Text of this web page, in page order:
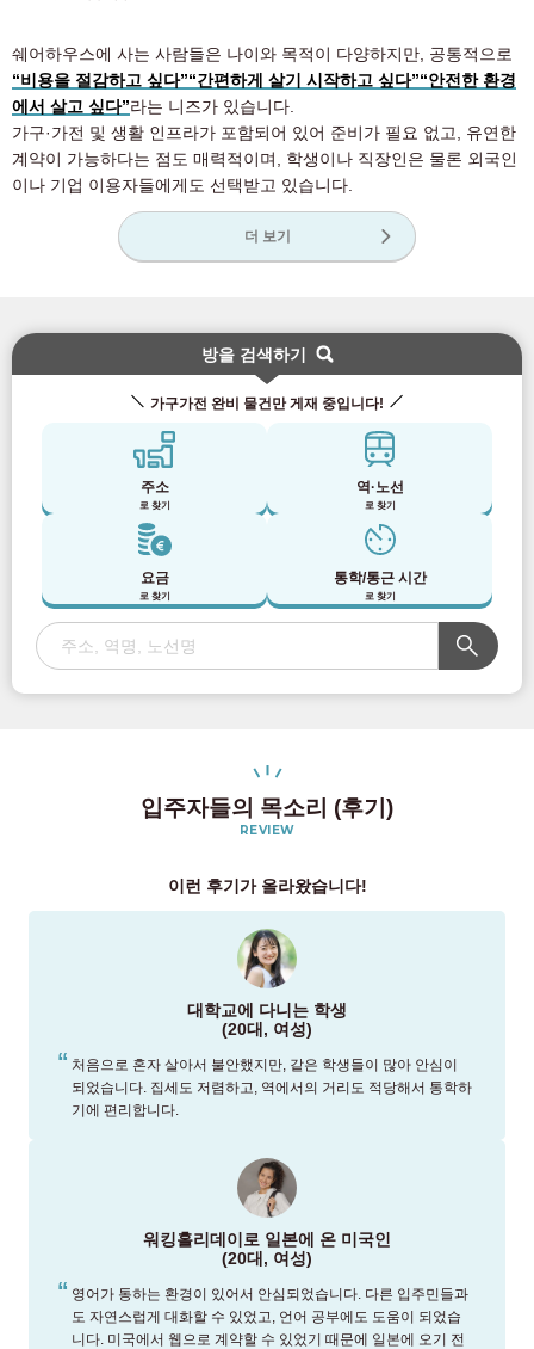
쉐어하우스에 사는 사람들은 나이와 목적이 다양하지만, 공통적으로
“비용을 절감하고 싶다”“간편하게 살기 시작하고 싶다”“안전한 환경
에서 살고 싶다”라는 니즈가 있습니다.
가구·가전 및 생활 인프라가 포함되어 있어 준비가 필요 없고, 유연한
계약이 가능하다는 점도 매력적이며, 학생이나 직장인은 물론 외국인
이나 기업 이용자들에게도 선택받고 있습니다.
더 보기
방을 검색하기
가구가전 완비 물건만 게재 중입니다!
주소
로 찾기
역·노선
로 찾기
요금
로 찾기
통학/통근 시간
로 찾기
입주자들의 목소리 (후기)
REVIEW
이런 후기가 올라왔습니다!
대학교에 다니는 학생
(20대, 여성)
처음으로 혼자 살아서 불안했지만, 같은 학생들이 많아 안심이
되었습니다. 집세도 저렴하고, 역에서의 거리도 적당해서 통학하
기에 편리합니다.
워킹홀리데이로 일본에 온 미국인
(20대, 여성)
영어가 통하는 환경이 있어서 안심되었습니다. 다른 입주민들과
도 자연스럽게 대화할 수 있었고, 언어 공부에도 도움이 되었습
니다. 미국에서 웹으로 계약할 수 있었기 때문에 일본에 오기 전